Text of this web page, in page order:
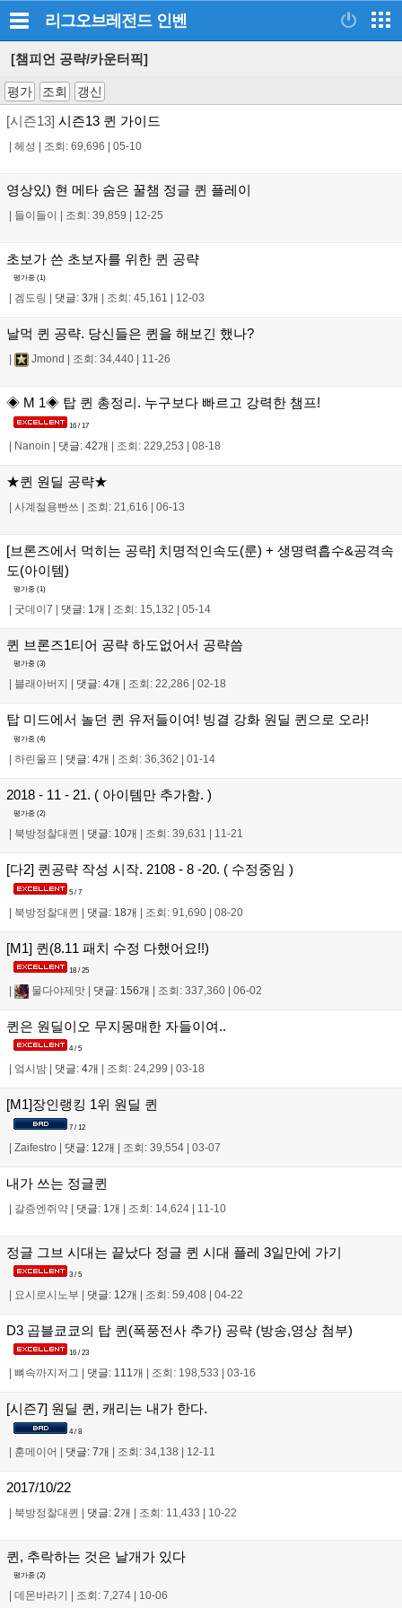
리그오브레전드 인벤
[챔피언 공략/카운터픽]
평가 조회 갱신
[시즌13] 시즌13 퀸 가이드
헤성 조회: 69,696 05-10
영상있) 현 메타 숨은 꿀챔 정글 퀸 플레이
들이들이 조회: 39,859 12-25
초보가 쓴 초보자를 위한 퀸 공략
평가중 (1)
겜도링 댓글: 3개 조회: 45,161 12-03
날먹 퀸 공략. 당신들은 퀸을 해보긴 했나?
Jmond 조회: 34,440 11-26
◈ M 1◈ 탑 퀸 총정리. 누구보다 빠르고 강력한 챔프!
16 / 17
| Nanoin | 댓글: 42개 | 조회: 229,253 | 08-18
★퀸 원딜 공략★
| 사계절용빤쓰 | 조회: 21,616 | 06-13
[브론즈에서 먹히는 공략] 치명적인속도(룬) + 생명력흡수&공격속
도(아이템)
평가중 (1)
굿데이7 댓글: 1개 조회: 15,132 05-14
퀸 브론즈1티어 공략 하도없어서 공략씀
평가중 (3)
블래아버지 댓글: 4개 조회: 22,286 02-18
탑 미드에서 놀던 퀸 유저들이여! 빙결 강화 원딜 퀸으로 오라!
평가중 (4)
| 하린울프 | 댓글: 4개 | 조회: 36,362 | 01-14
2018 - 11 - 21. ( 아이템만 추가함. )
평가중 (2)
북방정찰대퀸 댓글: 10개 조회: 39,631 11-21
[다2] 퀸공략 작성 시작. 2108 - 8 -20. ( 수정중임 )
5 / 7
| 북방정찰대퀸 | 댓글: 18개 | 조회: 91,690 | 08-20
[M1] 퀸(8.11 패치 수정 다했어요!!)
18 / 25
| 물다야제맛 | 댓글: 156개 | 조회: 337,360 | 06-02
퀸은 원딜이오 무지몽매한 자들이여..
4 / 5
엌시밤 댓글: 4개 조회: 24,299 03-18
[M1]장인랭킹 1위 원딜 퀸
7 / 12
| Zaifestro | 댓글: 12개 | 조회: 39,554 | 03-07
내가 쓰는 정글퀸
| 갈증엔쥐약 | 댓글: 1개 | 조회: 14,624 | 11-10
정글 그브 시대는 끝났다 정글 퀸 시대 플레 3일만에 가기
3 / 5
요시로시노부 댓글: 12개 조회: 59,408 04-22
D3 곱블쿄쿄의 탑 퀸(폭풍전사 추가) 공략 (방송,영상 첨부)
16 / 23
뼈속까지저그 댓글: 111개 조회: 198,533 03-16
[시즌7] 원딜 퀸, 캐리는 내가 한다.
4 / 8
| 훈메이어 | 댓글: 7개 | 조회: 34,138 | 12-11
2017/10/22
| 북방정찰대퀸 | 댓글: 2개 | 조회: 11,433 | 10-22
퀸, 추락하는 것은 날개가 있다
평가중 (2)
데몬바라기 조회: 7,274 10-06